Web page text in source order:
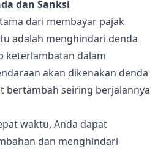
dan Sanksi
dari membayar pajak
adalah menghindari denda
keterlambatan dalam
akan dikenakan denda
bertambah seiring berjalannya
waktu, Anda dapat
dan menghindari